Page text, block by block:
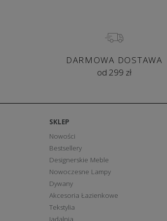
sam staje się współautorem
nieustannie się rozwija.
biurowych czy usługowych.
DARMOWA DOSTAWA
od 299 zł
SKLEP
Nowości
Bestsellery
Designerskie Meble
Nowoczesne Lampy
Dywany
Akcesoria Łazienkowe
Tekstylia
Jadalnia